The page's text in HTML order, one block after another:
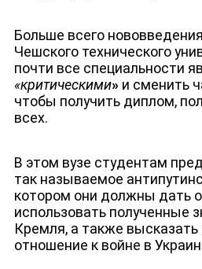
Больше всего
Чешского технического
почти все специальности
«критическими»и сменить
чтобы получить диплом,
всех.
В этом вузе студентам
так называемое
котором они должны дать
использовать полученные
Кремля, а также высказать
отношение к войне в